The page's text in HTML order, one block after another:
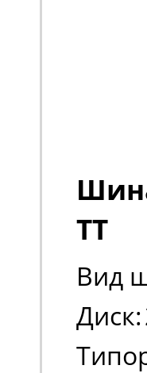
TT
Вид
Диск: